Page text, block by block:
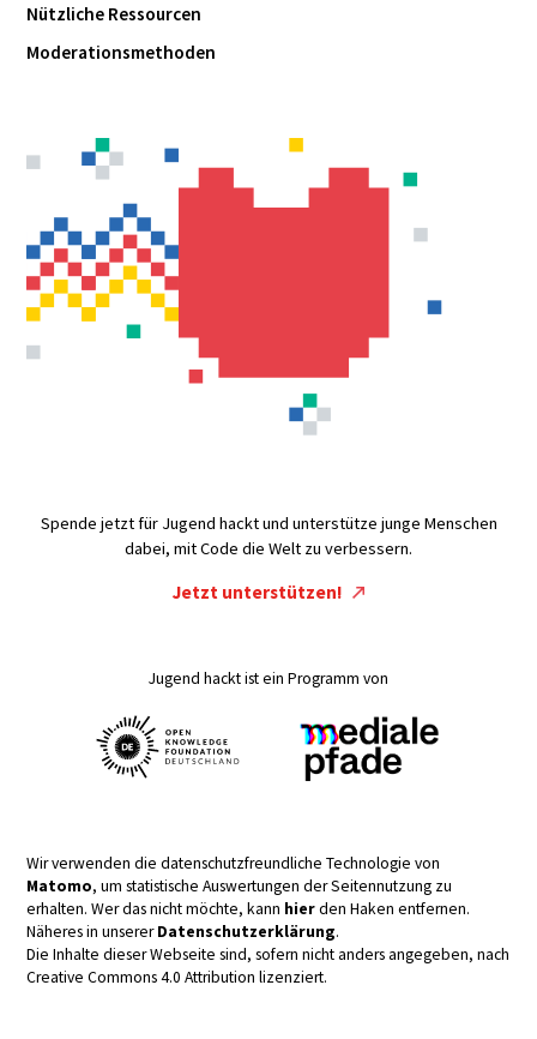
Nützliche Ressourcen
Moderationsmethoden
Spende jetzt für Jugend hackt und unterstütze junge Menschen
dabei, mit Code die Welt zu verbessern.
Jetzt unterstützen!
Jugend hackt ist ein Programm von
Wir verwenden die datenschutzfreundliche Technologie von
Matomo, um statistische Auswertungen der Seitennutzung zu
erhalten. Wer das nicht möchte, kann hierden Haken entfernen.
Näheres in unsererDatenschutzerklärung.
Die Inhalte dieser Webseite sind, sofern nicht anders angegeben, nach
Creative Commons 4.0 Attribution lizenziert.